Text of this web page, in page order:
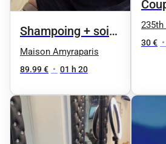
Shampoing + soin
silkpress complet
+ brushing
Maison Amyraparis
89.99 € • 01 h 20
235th
Nation
30 € •